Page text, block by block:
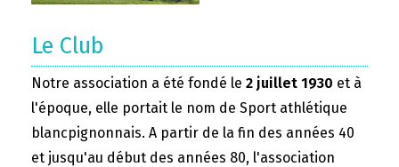
Le Club
Notre association a été fondé le 2 juillet 1930 et à
l'époque, elle portait le nom de Sport athlétique
blancpignonnais. A partir de la fin des années 40
et jusqu'au début des années 80, l'association